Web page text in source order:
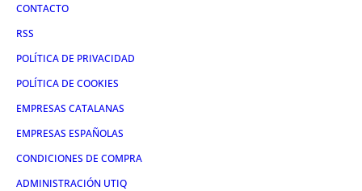
CONTACTO
RSS
POLÍTICA DE PRIVACIDAD
POLÍTICA DE COOKIES
EMPRESAS CATALANAS
EMPRESAS ESPAÑOLAS
CONDICIONES DE COMPRA
ADMINISTRACIÓN UTIQ